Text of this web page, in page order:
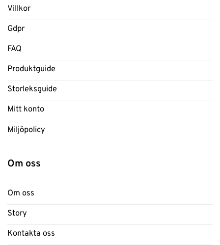
Villkor
Gdpr
FAQ
Produktguide
Storleksguide
Mitt konto
Miljöpolicy
Om oss
Om oss
Story
Kontakta oss